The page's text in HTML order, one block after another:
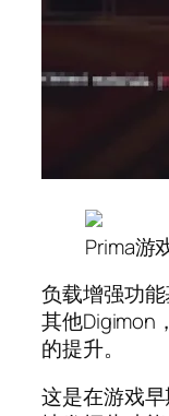
Prima游
负载增强功
其他Digimon
的提升。
这是在游戏